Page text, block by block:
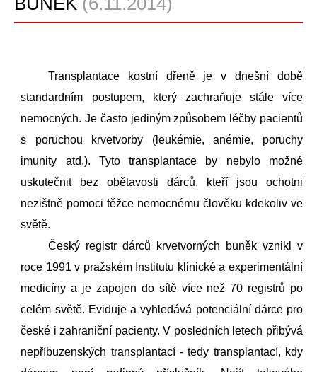
Transplantace kostní dřeně je v dnešní době
standardním postupem, který zachraňuje stále více
nemocných. Je často jediným způsobem léčby pacientů
s poruchou krvetvorby (leukémie, anémie, poruchy
imunity atd.). Tyto transplantace by nebylo možné
uskutečnit bez obětavosti dárců, kteří jsou ochotni
nezištně pomoci těžce nemocnému člověku kdekoliv ve
světě.
Český registr dárců krvetvorných buněk vznikl v
roce 1991 v pražském Institutu klinické a experimentální
medicíny a je zapojen do sítě více než 70 registrů po
celém světě. Eviduje a vyhledává potenciální dárce pro
české i zahraniční pacienty. V posledních letech přibývá
nepříbuzenských transplantací - tedy transplantací, kdy